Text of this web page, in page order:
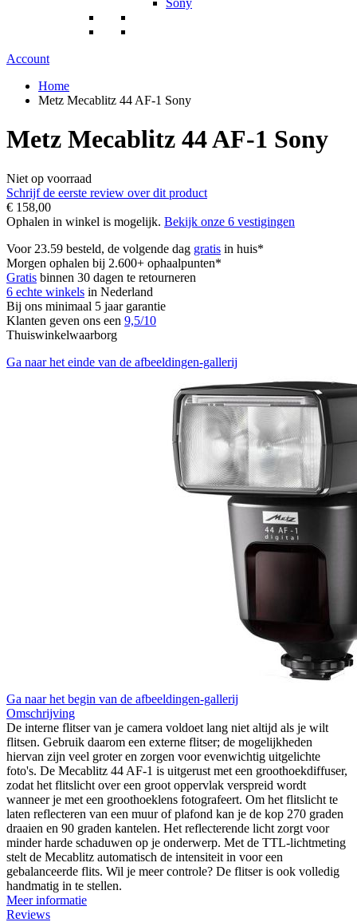
Sony
Account
Home
Metz Mecablitz 44 AF-1 Sony
Metz Mecablitz 44 AF-1 Sony
Niet op voorraad
Schrijf de eerste review over dit product
€ 158,00
Ophalen in winkel is mogelijk. Bekijk onze 6 vestigingen
Voor 23.59 besteld, de volgende dag gratis in huis*
Morgen ophalen bij 2.600+ ophaalpunten*
Gratis binnen 30 dagen te retourneren
6 echte winkels in Nederland
Bij ons minimaal 5 jaar garantie
Klanten geven ons een 9,5/10
Thuiswinkelwaarborg
Ga naar het einde van de afbeeldingen-gallerij
Ga naar het begin van de afbeeldingen-gallerij
Omschrijving
De interne flitser van je camera voldoet lang niet altijd als je wilt
flitsen. Gebruik daarom een externe flitser; de mogelijkheden
hiervan zijn veel groter en zorgen voor evenwichtig uitgelichte
foto's. De Mecablitz 44 AF-1 is uitgerust met een groothoekdiffuser,
zodat het flitslicht over een groot oppervlak verspreid wordt
wanneer je met een groothoeklens fotografeert. Om het flitslicht te
laten reflecteren van een muur of plafond kan je de kop 270 graden
draaien en 90 graden kantelen. Het reflecterende licht zorgt voor
minder harde schaduwen op je onderwerp. Met de TTL-lichtmeting
stelt de Mecablitz automatisch de intensiteit in voor een
gebalanceerde flits. Wil je meer controle? De flitser is ook volledig
handmatig in te stellen.
Meer informatie
Reviews